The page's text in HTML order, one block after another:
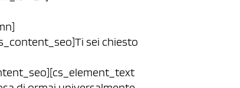
sei chiesto